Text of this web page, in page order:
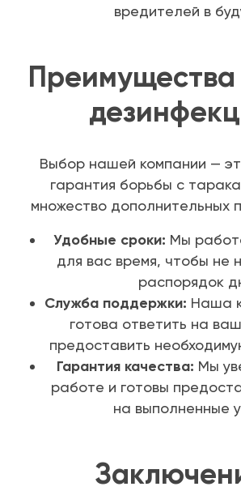
вредителей в
Выбор нашей компании —
гарантия борьбы с
множество дополнительных
Удобные сроки: Мы
для вас время, чтобы не
распорядок
Служба поддержки: Наша
готова ответить на
предоставить
Гарантия качества: Мы
работе и готовы
на выполненные